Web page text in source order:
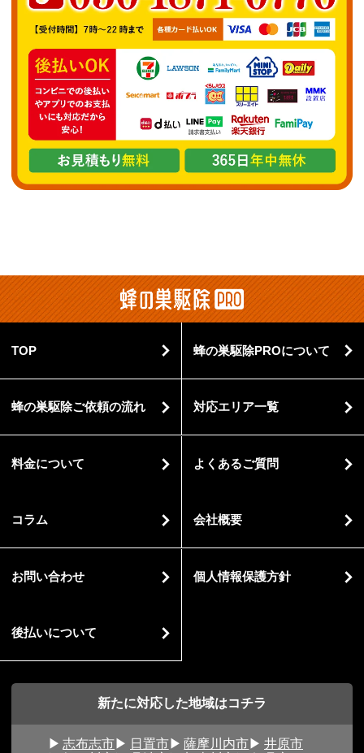
TOP 蜂の巣駆除PROについて
蜂の巣駆除ご依頼の流れ 対応エリア一覧
料金について よくあるご質問
コラム 会社概要
お問い合わせ 個人情報保護方針
後払いについて
新たに対応した地域はコチラ
志布志市 日置市 薩摩川内市
井原市